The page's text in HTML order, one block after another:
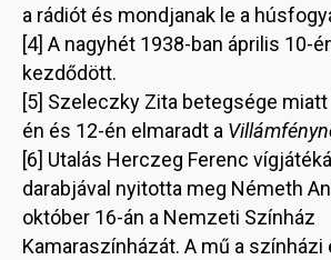
a rádiót és mondjanak le a
[4] A nagyhét 1938-ban április 10-
kezdődött.
[5] Szeleczky Zita betegsége
én és 12-én elmaradt a
[6] Utalás Herczeg Ferenc
darabjával nyitotta meg Németh
október 16-án a Nemzeti Színház
Kamaraszínházát. A mű a színházi